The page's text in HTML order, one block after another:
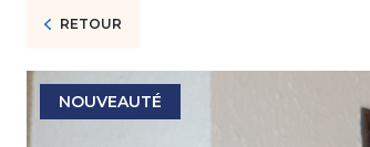
RETOUR
NOUVEAUTÉ